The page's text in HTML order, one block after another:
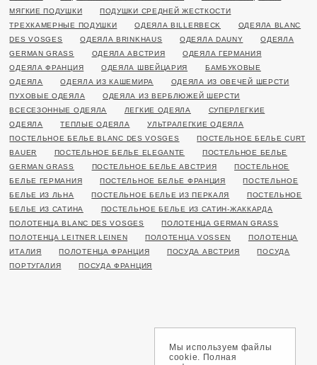
МЯГКИЕ ПОДУШКИ
ПОДУШКИ СРЕДНЕЙ ЖЕСТКОСТИ
ТРЕХКАМЕРНЫЕ ПОДУШКИ
ОДЕЯЛА BILLERBECK
ОДЕЯЛА BLANC
DES VOSGES
ОДЕЯЛА BRINKHAUS ОДЕЯЛА DAUNY
ОДЕЯЛА
GERMAN GRASS
ОДЕЯЛА АВСТРИЯ
ОДЕЯЛА ГЕРМАНИЯ
ОДЕЯЛА ФРАНЦИЯ
ОДЕЯЛА ШВЕЙЦАРИЯ
БАМБУКОВЫЕ
ОДЕЯЛА
ОДЕЯЛА ИЗ КАШЕМИРА
ОДЕЯЛА ИЗ ОВЕЧЕЙ ШЕРСТИ
ПУХОВЫЕ ОДЕЯЛА
ОДЕЯЛА ИЗ ВЕРБЛЮЖЕЙ ШЕРСТИ
ВСЕСЕЗОННЫЕ ОДЕЯЛА
ЛЕГКИЕ ОДЕЯЛА
СУПЕРЛЕГКИЕ
ОДЕЯЛА
ТЕПЛЫЕ ОДЕЯЛА
УЛЬТРАЛЕГКИЕ ОДЕЯЛА
ПОСТЕЛЬНОЕ БЕЛЬЕ BLANC DES VOSGES
ПОСТЕЛЬНОЕ БЕЛЬЕ CURT
BAUER
ПОСТЕЛЬНОЕ БЕЛЬЕ ELEGANTE
ПОСТЕЛЬНОЕ БЕЛЬЕ
GERMAN GRASS
ПОСТЕЛЬНОЕ БЕЛЬЕ АВСТРИЯ
ПОСТЕЛЬНОЕ
БЕЛЬЕ ГЕРМАНИЯ
ПОСТЕЛЬНОЕ БЕЛЬЕ ФРАНЦИЯ
ПОСТЕЛЬНОЕ
БЕЛЬЕ ИЗ ЛЬНА
ПОСТЕЛЬНОЕ БЕЛЬЕ ИЗ ПЕРКАЛЯ
ПОСТЕЛЬНОЕ
БЕЛЬЕ ИЗ САТИНА
ПОСТЕЛЬНОЕ БЕЛЬЕ ИЗ САТИН-ЖАККАРДА
ПОЛОТЕНЦА BLANC DES VOSGES
ПОЛОТЕНЦА GERMAN GRASS
ПОЛОТЕНЦА LEITNER LEINEN
ПОЛОТЕНЦА VOSSEN
ПОЛОТЕНЦА
ИТАЛИЯ
ПОЛОТЕНЦА ФРАНЦИЯ ПОСУДА АВСТРИЯ
ПОСУДА
ПОРТУГАЛИЯ
ПОСУДА ФРАНЦИЯ
Мы используем файлы
cookie. Полная